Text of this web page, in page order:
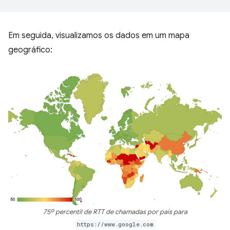
Em seguida, visualizamos os dados em um mapa
geográfico:
75º percentil de RTT de chamadas por país para
https://www.google.com